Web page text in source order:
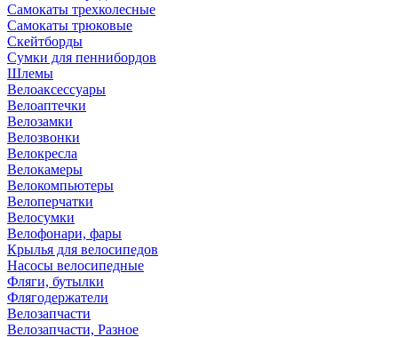
Самокаты трехколесные
Самокаты трюковые
Скейтборды
Сумки для пеннибордов
Шлемы
Велоаксессуары
Велоаптечки
Велозамки
Велозвонки
Велокресла
Велокамеры
Велокомпьютеры
Велоперчатки
Велосумки
Велофонари, фары
Крылья для велосипедов
Насосы велосипедные
Фляги, бутылки
Флягодержатели
Велозапчасти
Велозапчасти, Разное